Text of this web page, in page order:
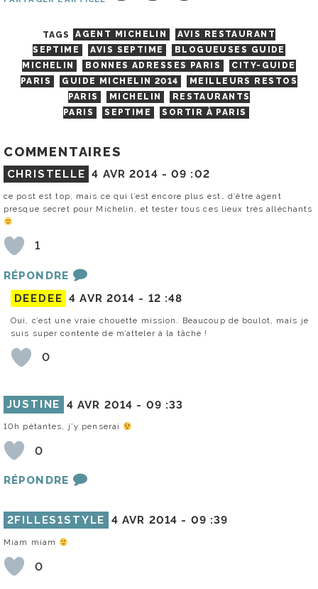
TAGS AGENT MICHELIN
AVIS RESTAURANT
SEPTIME
AVIS SEPTIME
BLOGUEUSES GUIDE
MICHELIN
BONNES ADRESSES PARIS
CITY-GUIDE
PARIS
GUIDE MICHELIN 2014
MEILLEURS RESTOS
PARIS
MICHELIN
RESTAURANTS
PARIS
SEPTIME SORTIR À PARIS
COMMENTAIRES
CHRISTELLE 4 AVR 2014 -09 :02
ce post est top, mais ce qui l’est encore plus est… d’être agent
presque secret pour Michelin, et tester tous ces lieux très alléchants
1
RÉPONDRE
DEEDEE 4 AVR 2014 - 12 :48
Oui, c’est une vraie chouette mission. Beaucoup de boulot, mais je
suis super contente de m’atteler à la tâche !
0
JUSTINE 4 AVR 2014 - 09 :33
10h pétantes, j’y penserai
0
RÉPONDRE
2FILLES1STYLE 4 AVR 2014 - 09 :39
Miam miam
0